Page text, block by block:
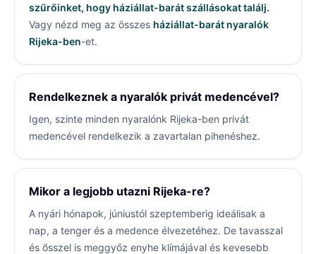
szűrőinket, hogy háziállat-barát szállásokat találj.
Vagy nézd meg az összes háziállat-barát nyaralók
Rijeka-ben-et.
Rendelkeznek a nyaralók privát medencével?
Igen, szinte minden nyaralónk Rijeka-ben privát
medencével rendelkezik a zavartalan pihenéshez.
Mikor a legjobb utazni Rijeka-re?
A nyári hónapok, júniustól szeptemberig ideálisak a
nap, a tenger és a medence élvezetéhez. De tavasszal
és ősszel is meggyőz enyhe klímájával és kevesebb